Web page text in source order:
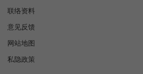
联络资料
意见反馈
网站地图
私隐政策